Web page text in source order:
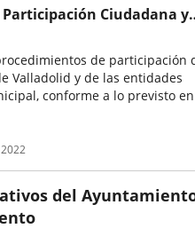
Ciudadana y
de participación
Valladolid y de las entidades
conforme a lo previsto
del